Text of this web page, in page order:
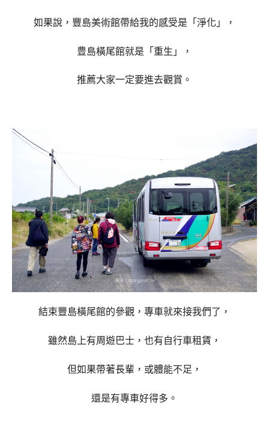
如果說，豐島美術館帶給我的感受是「淨化」，
豊島橫尾館就是「重生」，
推薦大家一定要進去觀賞 。
結束豐島橫尾館的參觀，專車就來接我們了，
雖然島上有周遊巴士，也有自行車租賃，
但如果帶著長輩，或體能不足，
還是有專車好得多。